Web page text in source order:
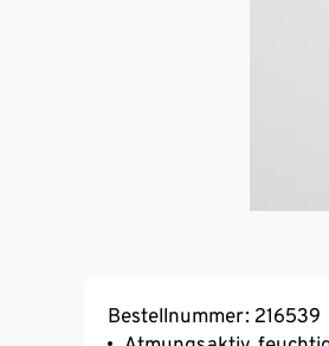
Bestellnummer: 216539